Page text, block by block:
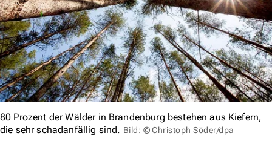
80 Prozent der Wälder in Brandenburg bestehen aus Kiefern,
die sehr schadanfällig sind. Bild: © Christoph Söder/dpa